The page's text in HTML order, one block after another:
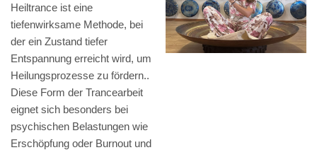
Heiltrance ist eine
tiefenwirksame Methode, bei
der ein Zustand tiefer
Entspannung erreicht wird, um
Heilungsprozesse zu fördern..
Diese Form der Trancearbeit
eignet sich besonders bei
psychischen Belastungen wie
Erschöpfung oder Burnout und